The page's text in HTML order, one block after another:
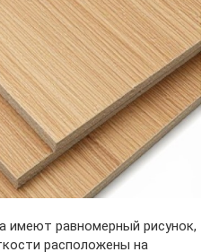
имеют равномерный рисунок,
расположены на